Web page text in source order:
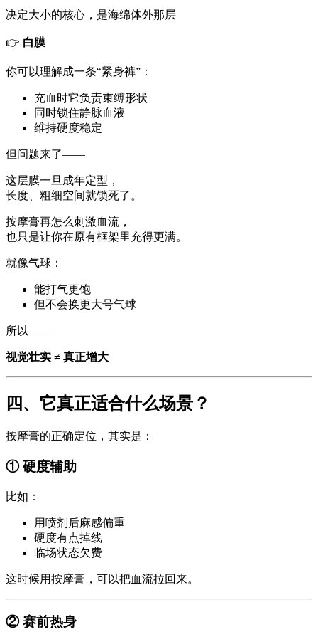
决定大小的核心，是海绵体外那层——
👉 白膜
你可以理解成一条“紧身裤”：
充血时它负责束缚形状
同时锁住静脉血液
维持硬度稳定
但问题来了——
这层膜一旦成年定型，
长度、粗细空间就锁死了。
按摩膏再怎么刺激血流，
也只是让你在原有框架里充得更满。
就像气球：
能打气更饱
但不会换更大号气球
所以——
视觉壮实 ≠ 真正增大
四、它真正适合什么场景？
按摩膏的正确定位，其实是：
① 硬度辅助
比如：
用喷剂后麻感偏重
硬度有点掉线
临场状态欠费
这时候用按摩膏，可以把血流拉回来。
② 赛前热身